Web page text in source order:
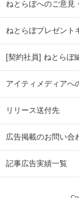
ねとらぼへのご意見
ねとらぼプレゼント
[契約社員] ねとらぼ
アイティメディアへ
リリース送付先
広告掲載のお問い合
記事広告実績一覧